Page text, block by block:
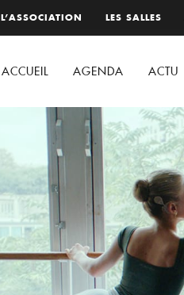
L’ASSOCIATION LES SALLES
ACCUEIL AGENDA ACTU